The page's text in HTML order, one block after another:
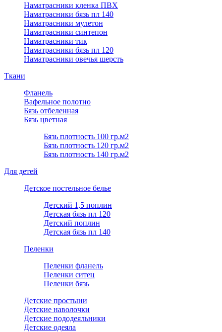
Наматрасники кленка ПВХ
Наматрасники бязь пл 140
Наматрасники мулетон
Наматрасники синтепон
Наматрасники тик
Наматрасники бязь пл 120
Наматрасники овечья шерсть
Ткани
Фланель
Вафельное полотно
Бязь отбеленная
Бязь цветная
Бязь плотность 100 гр.м2
Бязь плотность 120 гр.м2
Бязь плотность 140 гр.м2
Для детей
Детское постельное белье
Детский 1,5 поплин
Детская бязь пл 120
Детский поплин
Детская бязь пл 140
Пеленки
Пеленки фланель
Пеленки ситец
Пеленки бязь
Детские простыни
Детские наволочки
Детские пододеяльники
Детские одеяла